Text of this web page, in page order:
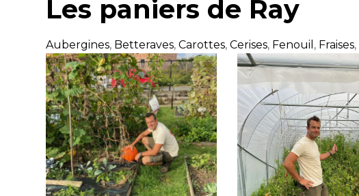
Les paniers de Ray
Aubergines, Betteraves,Carottes,Cerises, Fenouil , Fraises,